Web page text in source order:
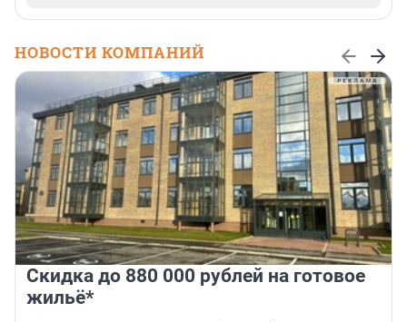
НОВОСТИ КОМПАНИЙ
Скидка до 880 000 рублей на готовое
жильё*